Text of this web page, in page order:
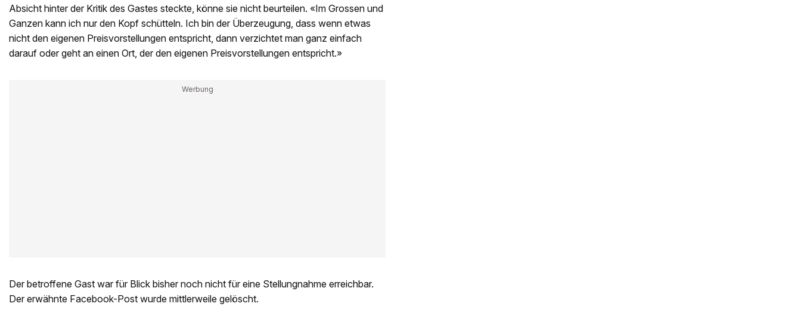
Absicht hinter der Kritik des Gastes steckte, könne sie nicht beurteilen. «Im Grossen und
Ganzen kann ich nur den Kopf schütteln. Ich bin der Überzeugung, dass wenn etwas
nicht den eigenen Preisvorstellungen entspricht, dann verzichtet man ganz einfach
darauf oder geht an einen Ort, der den eigenen Preisvorstellungen entspricht.»
Der betroffene Gast war für Blick bisher noch nicht für eine Stellungnahme erreichbar.
Der erwähnte Facebook-Post wurde mittlerweile gelöscht.